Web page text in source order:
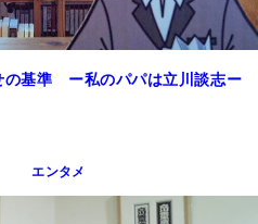
の基準 ー私のパパは立川談志ー
エンタメ